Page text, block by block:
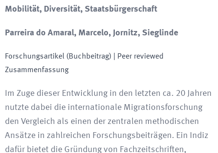
Mobilität, Diversität, Staatsbürgerschaft
Parreira do Amaral, Marcelo, Jornitz, Sieglinde
Forschungsartikel (Buchbeitrag) | Peer reviewed
Zusammenfassung
Im Zuge dieser Entwicklung in den letzten ca. 20 Jahren
nutzte dabei die internationale Migrationsforschung
den Vergleich als einen der zentralen methodischen
Ansätze in zahlreichen Forschungsbeiträgen. Ein Indiz
dafür bietet die Gründung von Fachzeitschriften,